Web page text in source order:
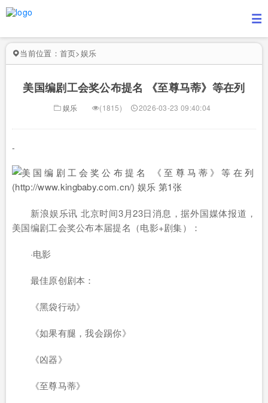
当前位置： 首页>娱乐
美国编剧工会奖公布提名 《至尊马蒂》等在列
娱乐 (1815) 2026-03-23 09:40:04
-
新浪娱乐讯 北京时间3月23日消息，据外国媒体报道，
美国编剧工会奖公布本届提名（电影+剧集）：
·电影
最佳原创剧本：
《黑袋行动》
《如果有腿，我会踢你》
《凶器》
《至尊马蒂》